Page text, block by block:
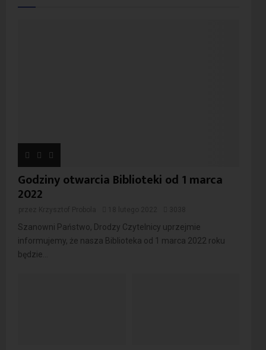
Godziny otwarcia Biblioteki od 1 marca
2022
Szanowni Państwo, Drodzy Czytelnicy uprzejmie
informujemy, że nasza Biblioteka od 1 marca 2022 roku
będzie...